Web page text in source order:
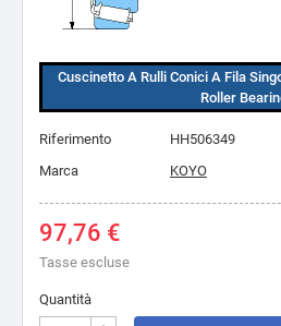
Cuscinetto A Rulli Conici A Fila
Roller
Riferimento
HH506349
Marca
KOYO
97,76 €
Tasse escluse
Quantità